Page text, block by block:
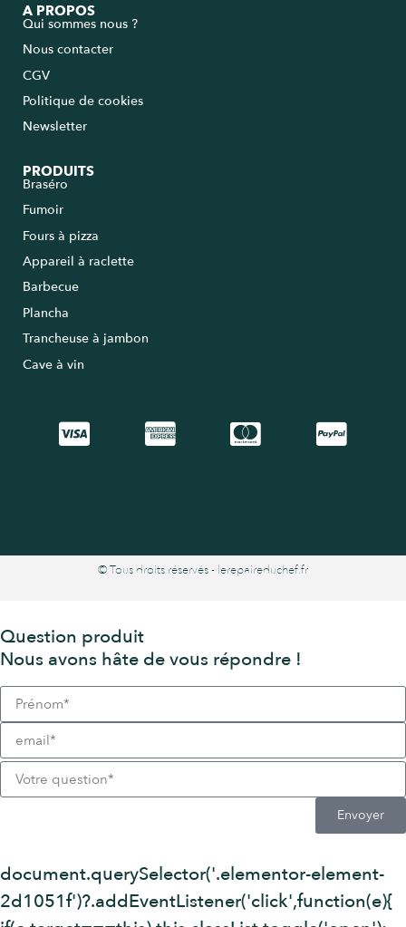
A PROPOS
Qui sommes nous ?
Nous contacter
CGV
Politique de cookies
Newsletter
PRODUITS
Braséro
Fumoir
Fours à pizza
Appareil à raclette
Barbecue
Plancha
Trancheuse à jambon
Cave à vin
© Tous droits réservés - lerepaireduchef.fr
Question produit
Nous avons hâte de vous répondre !
Envoyer
document.querySelector('.elementor-element-
2d1051f')?.addEventListener('click',function(e){